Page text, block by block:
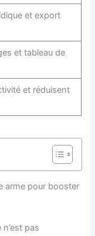
et export
et tableau de
et réduisent
arme pour booster
pas